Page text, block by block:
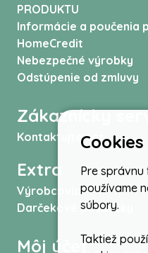
PRODUKTU
Informácie a poučenia
HomeCredit
Nebezpečné výrobky
Odstúpenie od zmluvy
Zákaznícky
Kontaktujte nás
Extra
Výrobcovia
Darčekové poukážky
Môj účet
Cookies
Pre
používame
súbory.
Taktiež